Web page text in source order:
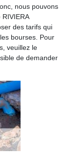
nous pouvons
des tarifs qui
bourses. Pour
veuillez le
de demander